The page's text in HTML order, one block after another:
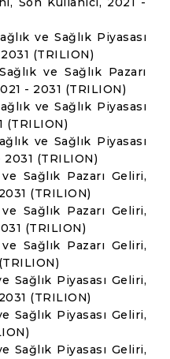
ve Sağlık Piyasası
(TRILION)
ve Sağlık Pazarı
- 2031 (TRILION)
ve Sağlık Piyasası
(TRILION)
ve Sağlık Piyasası
2031 (TRILION)
Sağlık Pazarı Geliri,
(TRILION)
Sağlık Pazarı Geliri,
(TRILION)
Sağlık Pazarı Geliri,
Sağlık Piyasası Geliri,
(TRILION)
Sağlık Piyasası Geliri,
Sağlık Piyasası Geliri,